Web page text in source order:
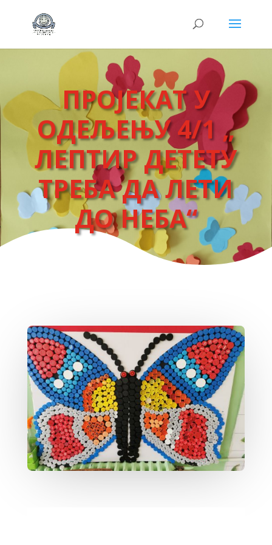
ПРОЈЕКАТ У
ОДЕЉЕЊУ 4/1 „
ЛЕПТИР ДЕТЕТУ
ТРЕБА ДА ЛЕТИ
ДО НЕБА“